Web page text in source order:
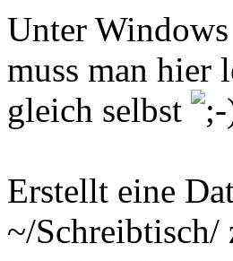
Unter
muss man hier
gleich selbst
Erstellt eine
~/Schreibtisch/